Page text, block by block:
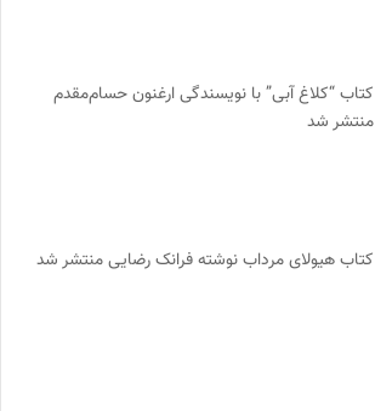
کتاب “کلاغ آبی” با نویسندگی ارغنون حسام‌مقدم
منتشر شد
کتاب هیولای مرداب نوشته فرانک رضایی منتشر شد